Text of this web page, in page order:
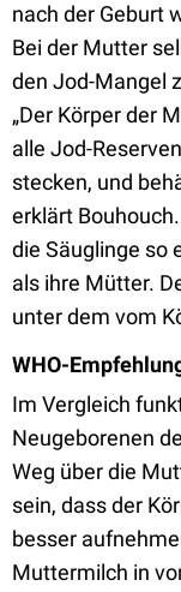
nach der Geburt
Bei der Mutter
den Jod-Mangel
„Der Körper der
alle Jod-
stecken, und
erklärt
die Säuglinge so
als ihre Mütter.
unter dem vom
WHO-
Im Vergleich
Neugeborenen
Weg über die
sein, dass der
besser
Muttermilch in